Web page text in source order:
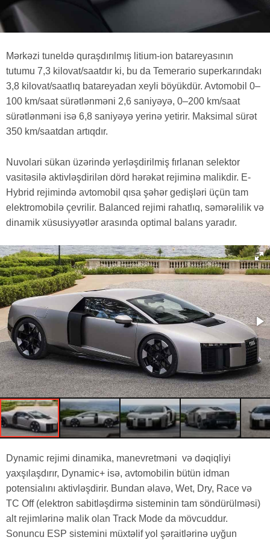
Mərkəzi tuneldə quraşdırılmış litium-ion batareyasının
tutumu 7,3 kilovat/saatdır ki, bu da Temerario superkarındakı
3,8 kilovat/saatlıq batareyadan xeyli böyükdür. Avtomobil 0–
100 km/saat sürətlənməni 2,6 saniyəyə, 0–200 km/saat
sürətlənməni isə 6,8 saniyəyə yerinə yetirir. Maksimal sürət
350 km/saatdan artıqdır.
Nuvolari sükan üzərində yerləşdirilmiş fırlanan selektor
vasitəsilə aktivləşdirilən dörd hərəkət rejiminə malikdir. E-
Hybrid rejimində avtomobil qısa şəhər gedişləri üçün tam
elektromobilə çevrilir. Balanced rejimi rahatlıq, səmərəlilik və
dinamik xüsusiyyətlər arasında optimal balans yaradır.
Dynamic rejimi dinamika, manevretməni və dəqiqliyi
yaxşılaşdırır, Dynamic+ isə, avtomobilin bütün idman
potensialını aktivləşdirir. Bundan əlavə, Wet, Dry, Race və
TC Off (elektron sabitləşdirmə sisteminin tam söndürülməsi)
alt rejimlərinə malik olan Track Mode da mövcuddur.
Sonuncu ESP sistemini müxtəlif yol şəraitlərinə uyğun